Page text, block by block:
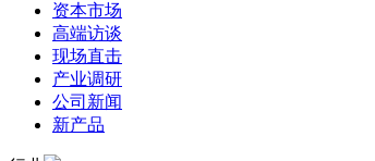
资本市场
高端访谈
现场直击
产业调研
公司新闻
新产品